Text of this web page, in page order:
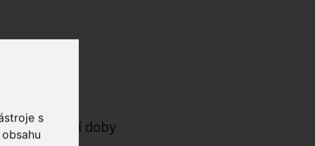
s
dnešní doby